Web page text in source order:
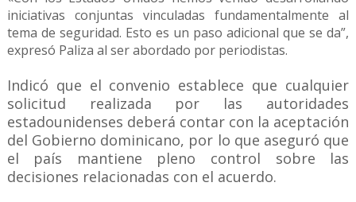
iniciativas conjuntas vinculadas fundamentalmente al
tema de seguridad. Esto es un paso adicional que se da”,
expresó Paliza al ser abordado por periodistas.
Indicó que el convenio establece que cualquier
solicitud realizada por las autoridades
estadounidenses deberá contar con la aceptación
del Gobierno dominicano, por lo que aseguró que
el país mantiene pleno control sobre las
decisiones relacionadas con el acuerdo.